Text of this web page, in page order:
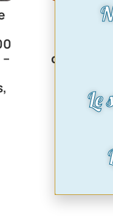
toit
ouvrant
Le